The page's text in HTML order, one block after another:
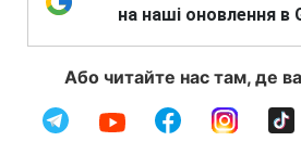
на наші оновлення в
Або читайте нас там, де